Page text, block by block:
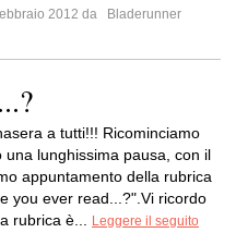
2012 da
Bladerunner
a tutti!!! Ricominciamo
una lunghissima pausa, con il
appuntamento della rubrica
you ever read...?".Vi ricordo
rubrica è...
Leggere il seguito